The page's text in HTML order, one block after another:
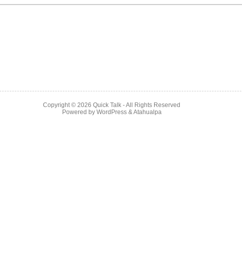
Copyright © 2026 Quick Talk - All Rights Reserved
Powered by WordPress&Atahualpa